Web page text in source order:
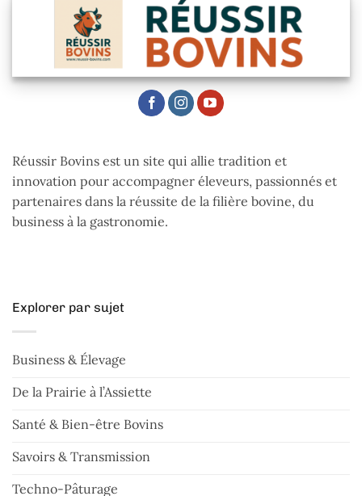
Réussir Bovins est un site qui allie tradition et
innovation pour accompagner éleveurs, passionnés et
partenaires dans la réussite de la filière bovine, du
business à la gastronomie.
Explorer par sujet
Business & Élevage
De la Prairie à l’Assiette
Santé & Bien-être Bovins
Savoirs & Transmission
Techno-Pâturage